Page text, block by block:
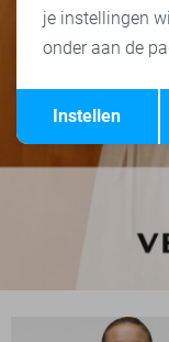
Terug
je instellingen
onder aan de
Instellen